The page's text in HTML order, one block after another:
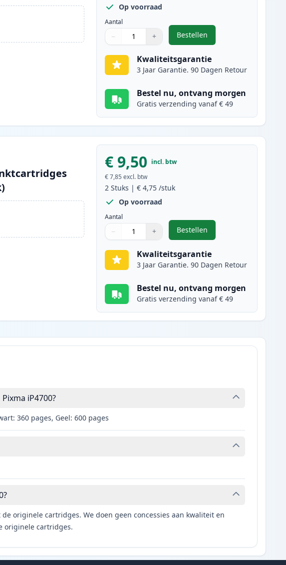
Op voorraad
Aantal
Aantal
Gebruik de knoppen om aan te passen
− +
Aantal 1
Bestellen
,2 stuks Canon CLI-521M
Kwaliteitsgarantie
3 Jaar Garantie. 90 Dagen Retour
Bestel nu, ontvang morgen
Gratis verzending vanaf € 49
€ 9,50 incl. btw
€ 7,85 excl. btw
2 Stuks |€ 4,75 /stuk
Op voorraad
Aantal
Aantal
Gebruik de knoppen om aan te passen
− +
Aantal 1
Bestellen
,2 stuks Canon CLI-521Y
Kwaliteitsgarantie
3 Jaar Garantie. 90 Dagen Retour
Bestel nu, ontvang morgen
Gratis verzending vanaf € 49
iP4700?
360 pages, Geel: 600 pages
originele cartridges. We doen geen concessies aan kwaliteit en
originele cartridges.